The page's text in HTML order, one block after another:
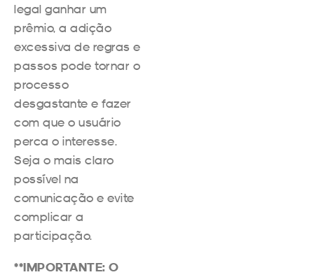
legal ganhar um
prêmio, a adição
excessiva de regras e
passos pode tornar o
processo
desgastante e fazer
com que o usuário
perca o interesse.
Seja o mais claro
possível na
comunicação e evite
complicar a
participação.
**IMPORTANTE: O